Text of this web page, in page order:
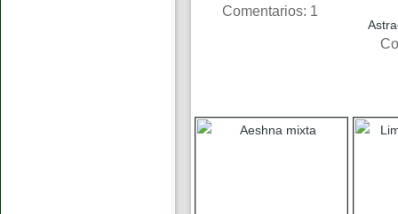
Comentarios: 1